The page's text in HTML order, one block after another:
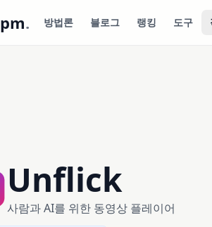
pm. 방법론 블로그 랭킹 도구
Unflick
사람과 AI를 위한 동영상 플레이어